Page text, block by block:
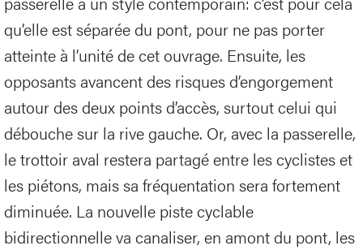
qu’elle est séparée du pont, pour ne pas porter
atteinte à l’unité de cet ouvrage. Ensuite, les
opposants avancent des risques d’engorgement
autour des deux points d’accès, surtout celui qui
débouche sur la rive gauche. Or, avec la passerelle,
le trottoir aval restera partagé entre les cyclistes et
les piétons, mais sa fréquentation sera fortement
diminuée. La nouvelle piste cyclable
bidirectionnelle va canaliser, en amont du pont, les